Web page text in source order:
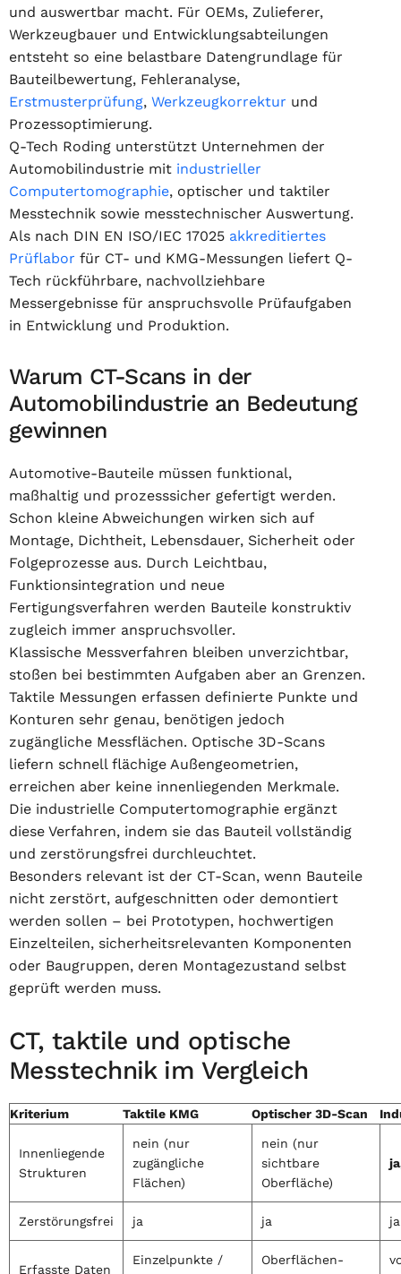
und auswertbar macht. Für OEMs, Zulieferer,
Werkzeugbauer und Entwicklungsabteilungen
entsteht so eine belastbare Datengrundlage für
Bauteilbewertung, Fehleranalyse,
Erstmusterprüfung, Werkzeugkorrektur und
Prozessoptimierung.
Q-Tech Roding unterstützt Unternehmen der
Automobilindustrie mit industrieller
Computertomographie, optischer und taktiler
Messtechnik sowie messtechnischer Auswertung.
Als nach DIN EN ISO/IEC 17025 akkreditiertes
Prüflabor für CT- und KMG-Messungen liefert Q-
Tech rückführbare, nachvollziehbare
Messergebnisse für anspruchsvolle Prüfaufgaben
in Entwicklung und Produktion.
Warum CT-Scans in der
Automobilindustrie an Bedeutung
gewinnen
Automotive-Bauteile müssen funktional,
maßhaltig und prozesssicher gefertigt werden.
Schon kleine Abweichungen wirken sich auf
Montage, Dichtheit, Lebensdauer, Sicherheit oder
Folgeprozesse aus. Durch Leichtbau,
Funktionsintegration und neue
Fertigungsverfahren werden Bauteile konstruktiv
zugleich immer anspruchsvoller.
Klassische Messverfahren bleiben unverzichtbar,
stoßen bei bestimmten Aufgaben aber an Grenzen.
Taktile Messungen erfassen definierte Punkte und
Konturen sehr genau, benötigen jedoch
zugängliche Messflächen. Optische 3D-Scans
liefern schnell flächige Außengeometrien,
erreichen aber keine innenliegenden Merkmale.
Die industrielle Computertomographie ergänzt
diese Verfahren, indem sie das Bauteil vollständig
und zerstörungsfrei durchleuchtet.
Besonders relevant ist der CT-Scan, wenn Bauteile
nicht zerstört, aufgeschnitten oder demontiert
werden sollen – bei Prototypen, hochwertigen
Einzelteilen, sicherheitsrelevanten Komponenten
oder Baugruppen, deren Montagezustand selbst
geprüft werden muss.
CT, taktile und optische
Messtechnik im Vergleich
Kriterium Taktile KMG Optischer 3D-Scan
Innenliegende
Strukturen
nein (nur
zugängliche
Flächen)
nein (nur
sichtbare
Oberfläche)
Zerstörungsfrei ja ja ja
Erfasste Daten
Einzelpunkte /
Oberflächen-